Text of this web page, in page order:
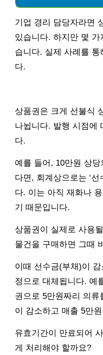
기업 경리 담당자라면
있습니다. 하지만 몇
습니다. 실제 사례를 통
다.
상품권은 크게 선불식
나뉩니다. 발행 시점에
다.
예를 들어, 10만원 상
다면, 회계상으로는 ‘선
다. 이는 아직 재화나
기 때문입니다.
상품권이 실제로 사용
물건을 구매하면 그때
이때 선수금(부채)이
정으로 대체됩니다. 예
권으로 5만원짜리 의류
이 감소하고 매출 5만
유효기간이 만료되어
게 처리해야 할까요?